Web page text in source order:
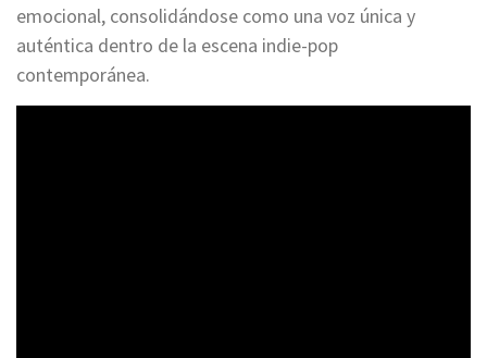
emocional, consolidándose como una voz única y
auténtica dentro de la escena indie-pop
contemporánea.